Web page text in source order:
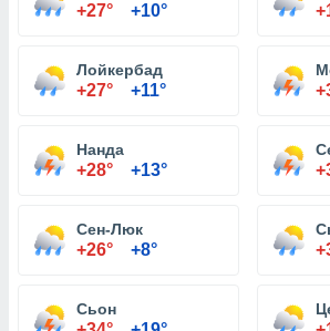
+27° +10°
Лойкербад
+27° +11°
Нанда
+28° +13°
Сен-Люк
+26° +8°
Сьон